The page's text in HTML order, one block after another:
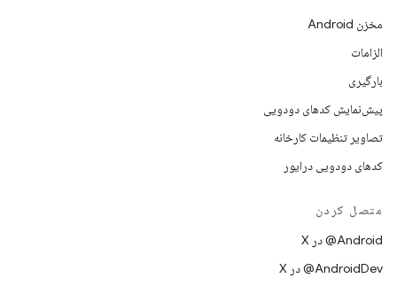
مخزن Android
الزامات
بارگیری
پیش‌نمایش کدهای دودویی
تصاویر تنظیمات کارخانه
کدهای دودویی درایور
متصل کردن
‫‎@Android در X
‫‎@AndroidDev در X